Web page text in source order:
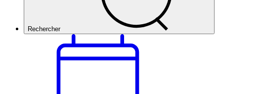
Rechercher